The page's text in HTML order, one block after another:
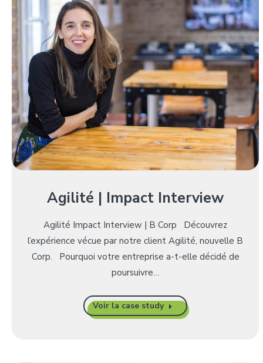
Agilité | Impact Interview
Agilité Impact Interview | B Corp Découvrez
l’expérience vécue par notre client Agilité, nouvelle B
Corp. Pourquoi votre entreprise a-t-elle décidé de
poursuivre…
Voir la case study